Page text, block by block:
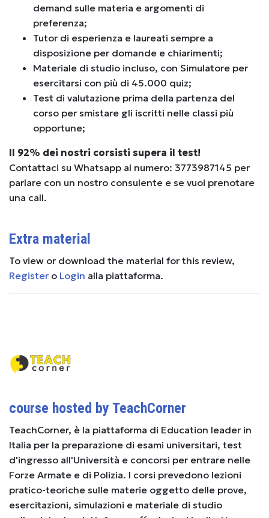
demand sulle materia e argomenti di
preferenza;
Tutor di esperienza e laureati sempre a
disposizione per domande e chiarimenti;
Materiale di studio incluso, con Simulatore per
esercitarsi con più di 45.000 quiz;
Test di valutazione prima della partenza del
corso per smistare gli iscritti nelle classi più
opportune;
Il 92% dei nostri corsisti supera il test!
Contattaci su Whatsapp al numero: 3773987145 per
parlare con un nostro consulente e se vuoi prenotare
una call.
Extra material
To view or download the material for this review,
Register o Login alla piattaforma.
course hosted by TeachCorner
TeachCorner, è la piattaforma di Education leader in
Italia per la preparazione di esami universitari, test
d'ingresso all'Università e concorsi per entrare nelle
Forze Armate e di Polizia. I corsi prevedono lezioni
pratico-teoriche sulle materie oggetto delle prove,
esercitazioni, simulazioni e materiale di studio